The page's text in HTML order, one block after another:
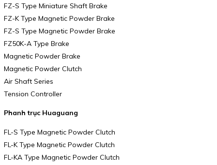
FZ-S Type Miniature Shaft Brake
FZ-K Type Magnetic Powder Brake
FZ-S Type Magnetic Powder Brake
FZ50K-A Type Brake
Magnetic Powder Brake
Magnetic Powder Clutch
Air Shaft Series
Tension Controller
Phanh trục Huaguang
FL-S Type Magnetic Powder Clutch
FL-K Type Magnetic Powder Clutch
FL-KA Type Magnetic Powder Clutch